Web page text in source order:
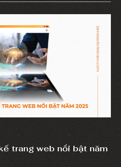
trang web nổi bật năm